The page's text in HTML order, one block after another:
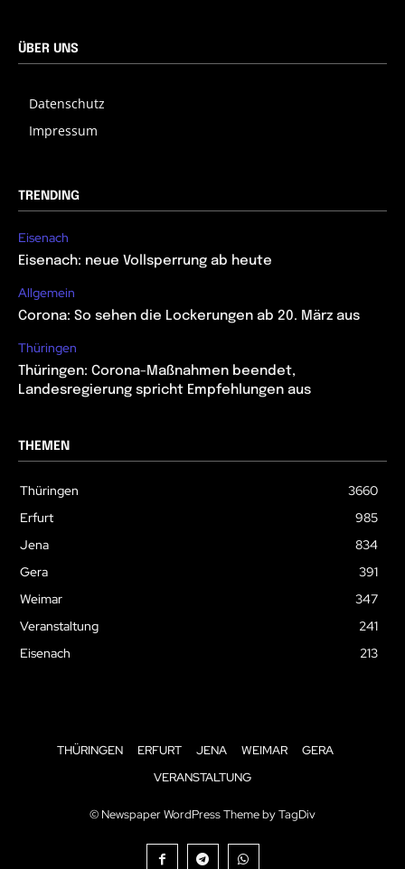
ÜBER UNS
Datenschutz
Impressum
TRENDING
Eisenach
Eisenach: neue Vollsperrung ab heute
Allgemein
Corona: So sehen die Lockerungen ab 20. März aus
Thüringen
Thüringen: Corona-Maßnahmen beendet,
Landesregierung spricht Empfehlungen aus
THEMEN
Thüringen
3660
Erfurt
985
Jena
834
Gera
391
Weimar
347
Veranstaltung
241
Eisenach
213
THÜRINGEN ERFURT JENA WEIMAR
GERA
VERANSTALTUNG
© Newspaper WordPress Theme by TagDiv